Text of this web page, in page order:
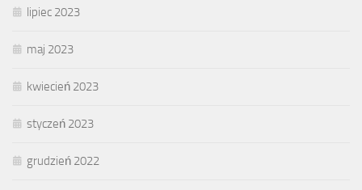
lipiec 2023
maj 2023
kwiecień 2023
styczeń 2023
grudzień 2022